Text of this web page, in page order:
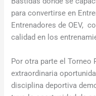
para convertirse en
Entrenadores de OEV,
calidad en los
Por otra parte el Torneo
extraordinaria
disciplina deportiva